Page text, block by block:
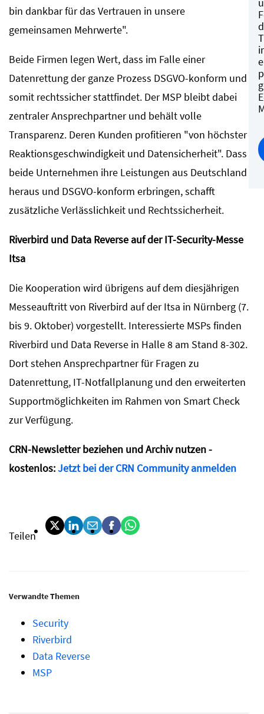
bin dankbar für das Vertrauen in unsere
gemeinsamen Mehrwerte".
Beide Firmen legen Wert, dass im Falle einer
Datenrettung der ganze Prozess DSGVO-konform und
somit rechtssicher stattfindet. Der MSP bleibt dabei
zentraler Ansprechpartner und behält volle
Transparenz. Deren Kunden profitieren "von höchster
Reaktionsgeschwindigkeit und Datensicherheit". Dass
beide Unternehmen ihre Leistungen aus Deutschland
heraus und DSGVO-konform erbringen, schafft
zusätzliche Verlässlichkeit und Rechtssicherheit.
Riverbird und Data Reverse auf der IT-Security-Messe
Itsa
Die Kooperation wird übrigens auf dem diesjährigen
Messeauftritt von Riverbird auf der Itsa in Nürnberg (7.
bis 9. Oktober) vorgestellt. Interessierte MSPs finden
Riverbird und Data Reverse in Halle 8 am Stand 8-302.
Dort stehen Ansprechpartner für Fragen zu
Datenrettung, IT-Notfallplanung und den erweiterten
Supportmöglichkeiten im Rahmen von Smart Check
zur Verfügung.
CRN-Newsletter beziehen und Archiv nutzen -
kostenlos:Jetzt bei der CRN Community anmelden
Teilen
Verwandte Themen
Security
Riverbird
Data Reverse
MSP